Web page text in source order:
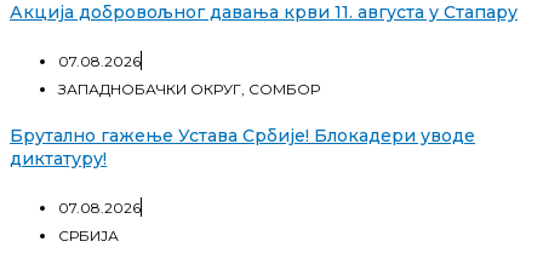
Акција добровољног давања крви 11. августа у Стапару
07.08.2026
ЗАПАДНОБАЧКИ ОКРУГ СОМБОР
Брутално гажење Устава Србије! Блокадери уводе
диктатуру!
07.08.2026
СРБИЈА